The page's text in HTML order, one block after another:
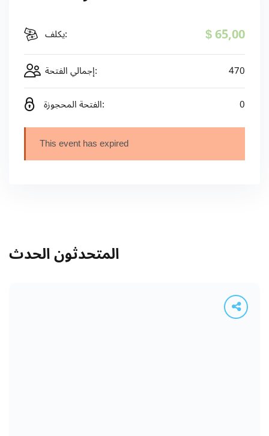
يكلف: $ 65,00
إجمالي الفتحة:
470
الفتحة المحجوزة:
0
This event has expired
المتحدثون الحدث